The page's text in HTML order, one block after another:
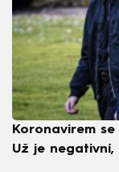
Koronavirem
Už je